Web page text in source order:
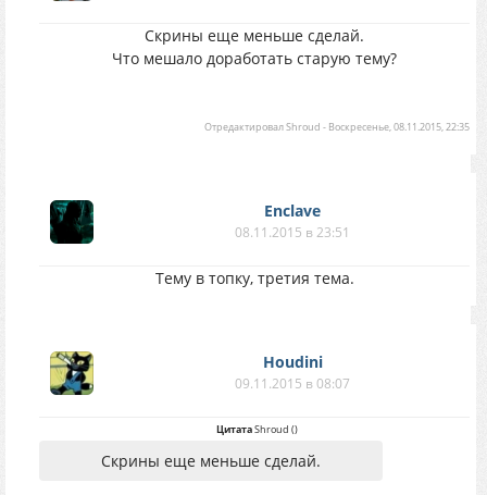
Скрины еще меньше сделай.
Что мешало доработать старую тему?
ОтредактировалShroud - Воскресенье, 08.11.2015, 22:35
Enclave
08.11.2015 в 23:51
Тему в топку, третия тема.
Houdini
09.11.2015 в 08:07
ЦитатаShroud ()
Скрины еще меньше сделай.